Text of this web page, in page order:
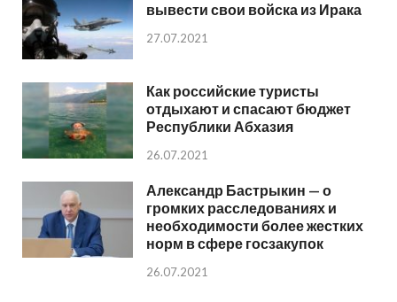
вывести свои войска из Ирака
27.07.2021
Как российские туристы
отдыхают и спасают бюджет
Республики Абхазия
26.07.2021
Александр Бастрыкин — о
громких расследованиях и
необходимости более жестких
норм в сфере госзакупок
26.07.2021